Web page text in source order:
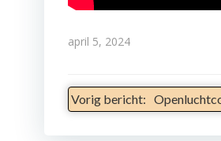
april 5, 2024
Bericht
Navigatie
Vorig bericht: